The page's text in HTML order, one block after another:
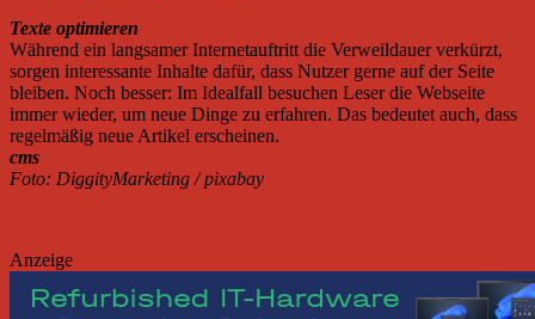
Texte optimieren
Während ein langsamer Internetauftritt die Verweildauer verkürzt,
sorgen interessante Inhalte dafür, dass Nutzer gerne auf der Seite
bleiben. Noch besser: Im Idealfall besuchen Leser die Webseite
immer wieder, um neue Dinge zu erfahren. Das bedeutet auch, dass
regelmäßig neue Artikel erscheinen.
cms
Foto: DiggityMarketing / pixabay
Anzeige